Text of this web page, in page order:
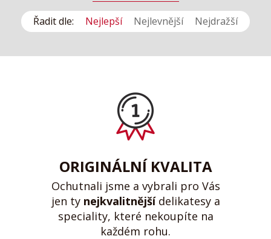
Řadit dle: Nejlepší Nejlevnější Nejdražší
ORIGINÁLNÍ KVALITA
Ochutnali jsme a vybrali pro Vás
jen ty nejkvalitnějšídelikatesy a
speciality, které nekoupíte na
každém rohu.